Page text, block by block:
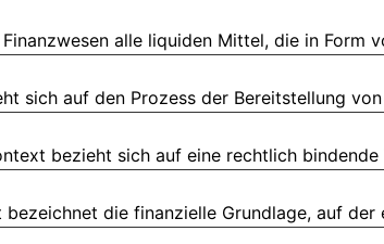
alle liquiden Mittel, die in Form
sich auf den Prozess der Bereitstellung
bezieht sich auf eine rechtlich bindende
die finanzielle Grundlage, auf